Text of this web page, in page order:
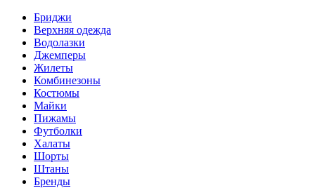
Бриджи
Верхняя одежда
Водолазки
Джемперы
Жилеты
Комбинезоны
Костюмы
Майки
Пижамы
Футболки
Халаты
Шорты
Штаны
Бренды